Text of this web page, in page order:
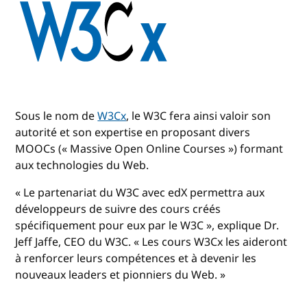
Sous le nom deW3Cx, le W3C fera ainsi valoir son
autorité et son expertise en proposant divers
MOOCs (« Massive Open Online Courses ») formant
aux technologies du Web.
« Le partenariat du W3C avec edX permettra aux
développeurs de suivre des cours créés
spécifiquement pour eux par le W3C », explique Dr.
Jeff Jaffe, CEO du W3C. « Les cours W3Cx les aideront
à renforcer leurs compétences et à devenir les
nouveaux leaders et pionniers du Web. »